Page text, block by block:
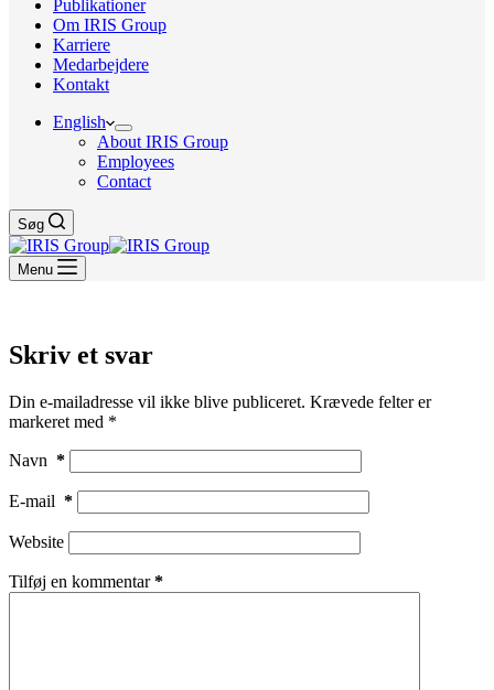
Publikationer
Om IRIS Group
Karriere
Medarbejdere
Kontakt
English
About IRIS Group
Employees
Contact
Søg
Menu
Skriv et svar
Din e-mailadresse vil ikke blive publiceret. Krævede felter er
markeret med *
Navn *
E-mail *
Website
Tilføj en kommentar*